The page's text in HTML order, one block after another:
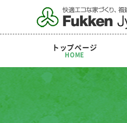
トップページ
HOME